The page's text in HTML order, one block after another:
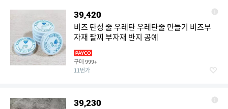
39,420
비즈 탄성 줄 우레탄 우레탄줄 만들기 비즈부
자재 팔찌 부자재 반지 공예
구매 999+
11번가
39,230